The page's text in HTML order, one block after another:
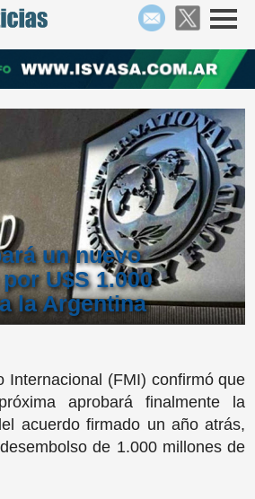
un nuevo
U$S 1.000
la Argentina
Internacional (FMI) confirmó que
aprobará finalmente la
acuerdo firmado un año atrás,
de 1.000 millones de